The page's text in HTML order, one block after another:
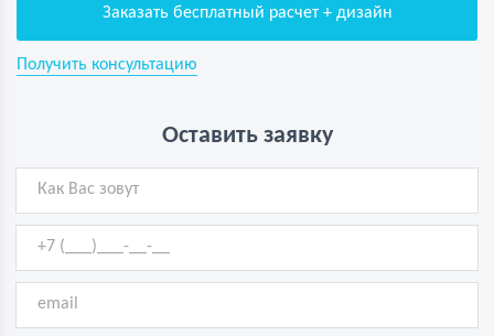
Заказать бесплатный расчет + дизайн
Получить консультацию
Оставить заявку